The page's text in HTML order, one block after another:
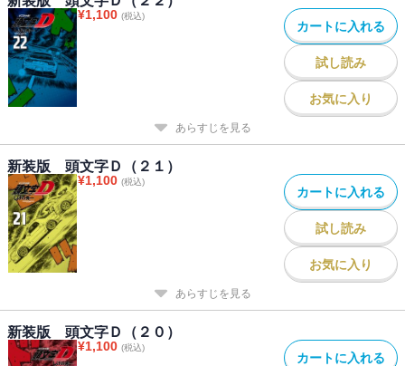
¥1,100 (税込)
カートに入れる
試し読み
お気に入り
あらすじを見る
新装版 頭文字Ｄ（２１）
¥1,100 (税込)
カートに入れる
試し読み
お気に入り
あらすじを見る
新装版 頭文字Ｄ（２０）
¥1,100 (税込)
カートに入れる